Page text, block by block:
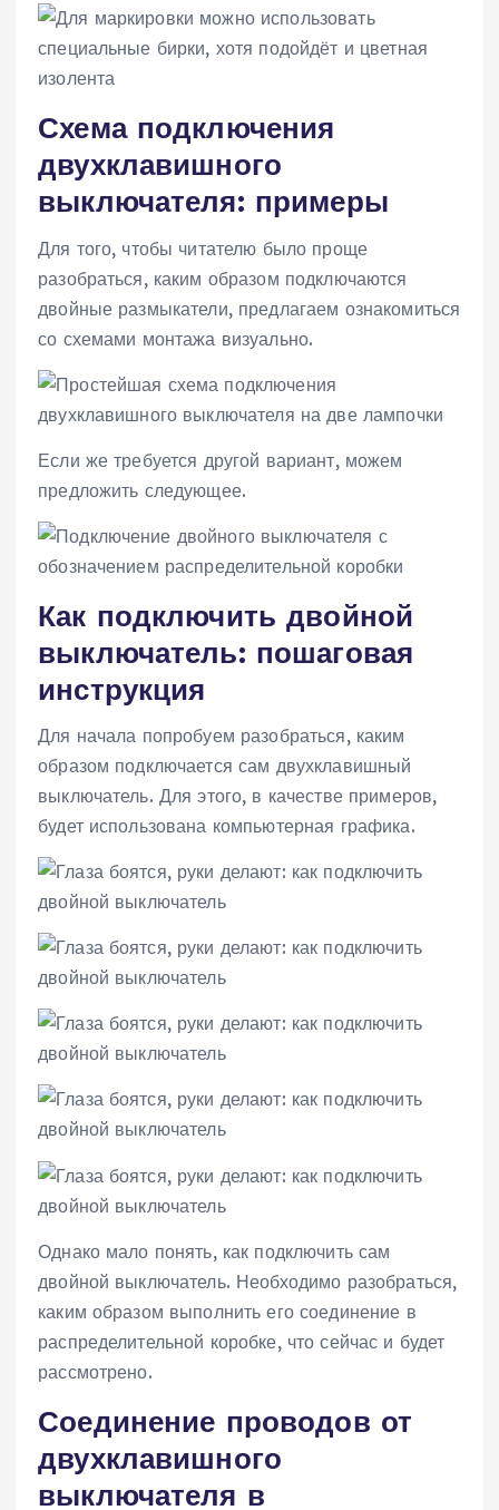
Схема подключения
двухклавишного
выключателя: примеры
Для того, чтобы читателю было проще
разобраться, каким образом подключаются
двойные размыкатели, предлагаем ознакомиться
со схемами монтажа визуально.
Если же требуется другой вариант, можем
предложить следующее.
Как подключить двойной
выключатель: пошаговая
инструкция
Для начала попробуем разобраться, каким
образом подключается сам двухклавишный
выключатель. Для этого, в качестве примеров,
будет использована компьютерная графика.
Однако мало понять, как подключить сам
двойной выключатель. Необходимо разобраться,
каким образом выполнить его соединение в
распределительной коробке, что сейчас и будет
рассмотрено.
Соединение проводов от
двухклавишного
выключателя в